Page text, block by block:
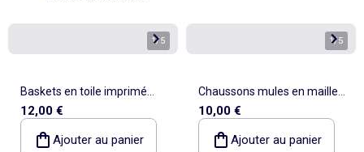
1/5
Baskets en toile imprimé
damiers
12,00 €
Ajouter au panier
1/5
Chaussons mules en maille
bouclette
10,00 €
Ajouter au panier